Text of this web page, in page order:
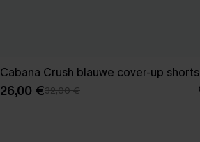
Cabana Crush blauwe cover-up shorts
26,00 €32,00 €